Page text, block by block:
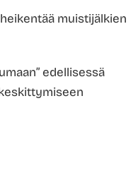
muistijälkien
edellisessä